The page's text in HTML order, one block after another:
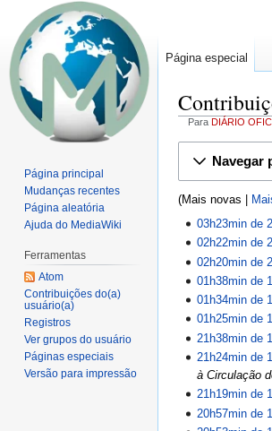
Para DIÁRIO
para
navegação
para
pesquisar
Navegar
(Mais novas |
03h23min de
02h22min de
02h20min de
01h38min de
01h34min de
01h25min de
21h38min de
21h24min de
à Circulação
21h19min de
20h57min de
Página especial
Página principal
Mudanças recentes
Página aleatória
Ajuda do MediaWiki
Ferramentas
Atom
Contribuições do(a)
usuário(a)
Registros
Ver grupos do usuário
Páginas especiais
Versão para impressão